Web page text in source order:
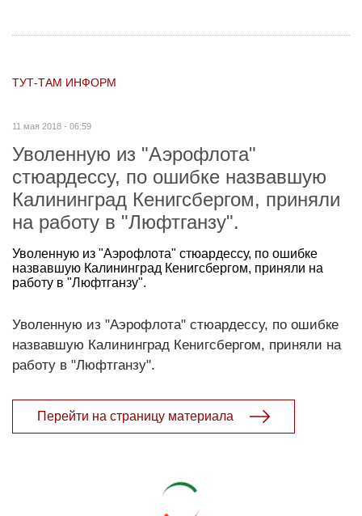
ТУТ-ТАМ ИНФОРМ
11 мая 2018 - 06:59
Уволенную из "Аэрофлота"
стюардессу, по ошибке назвавшую
Калининград Кенигсбергом, приняли
на работу в "Люфтганзу".
Уволенную из "Аэрофлота" стюардессу, по ошибке
назвавшую Калининград Кенигсбергом, приняли на
работу в "Люфтганзу".
Уволенную из "Аэрофлота" стюардессу, по ошибке
назвавшую Калининград Кенигсбергом, приняли на
работу в "Люфтганзу".
Перейти на страницу материала